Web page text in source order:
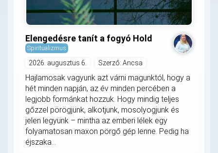
Elengedésre tanít a fogyó Hold
Spiritualizmus
2026. augusztus 6. Szerző: Ancsa
Hajlamosak vagyunk azt várni magunktól, hogy a
hét minden napján, az év minden percében a
legjobb formánkat hozzuk. Hogy mindig teljes
gőzzel pörögjünk, alkotjunk, mosolyogjunk és
jelen legyünk – mintha az emberi lélek egy
folyamatosan maxon pörgő gép lenne. Pedig ha
éjszaka...